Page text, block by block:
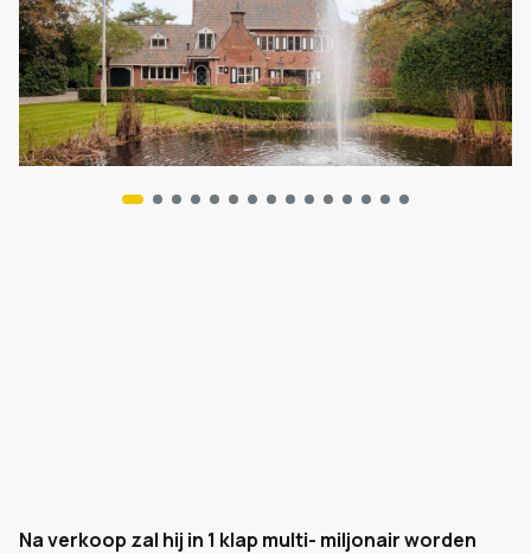
Na verkoop zal hij in 1 klap multi- miljonair worden